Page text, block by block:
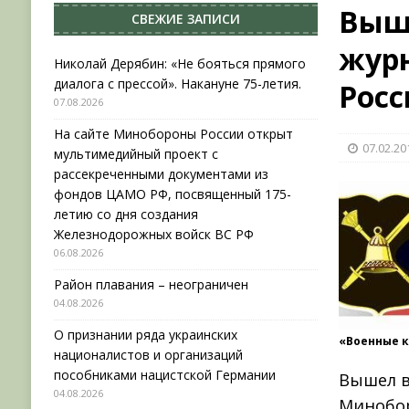
[ 04.08.2026 ] Район плавания – неограничен
[ 04.08.2026 ]
О признании ряда украинских
НОВОСТИ
[ 31.07.2026 ] АВГУСТ В ВОЕННОЙ ИСТОРИИ
[ 07.08.2026 ]
Николай Дерябин: «Не бояться
«Военные
Вышел
СВЕЖИЕ ЗАПИСИ
Николай Дерябин: «Не бояться прямого
диалога с прессой». Накануне 75-летия.
07.08.2026
На сайте Минобороны России открыт
мультимедийный проект с
рассекреченными документами из
фондов ЦАМО РФ, посвященный 175-
летию со дня создания
Железнодорожных войск ВС РФ
06.08.2026
Район плавания – неограничен
04.08.2026
О признании ряда украинских
националистов и организаций
пособниками нацистской Германии
04.08.2026